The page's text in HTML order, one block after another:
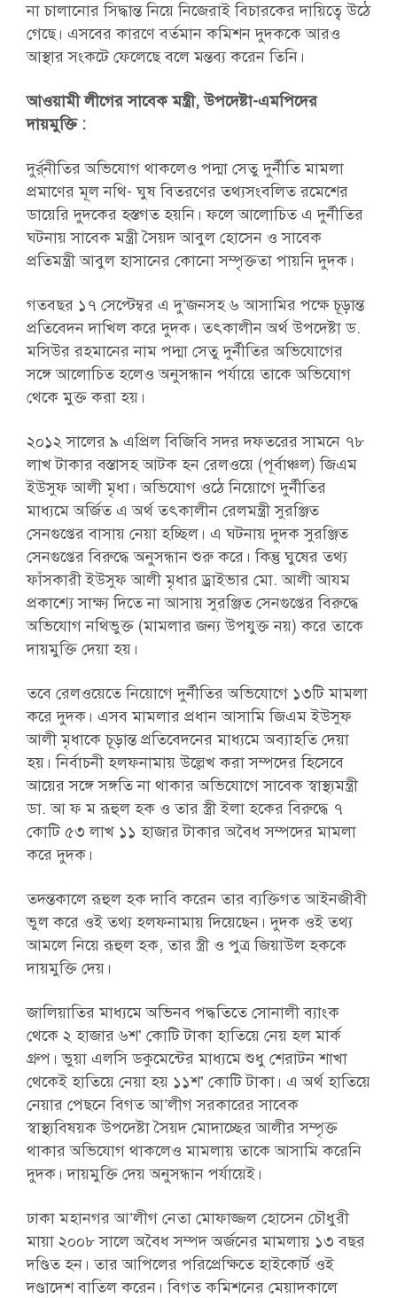
না চালানোর সিদ্ধান্ত নিয়ে নিজেরাই বিচারকের দায়িত্বে উঠে
গেছে। এসবের কারণে বর্তমান কমিশন দুদককে আরও
আস্থার সংকটে ফেলেছে বলে মন্তব্য করেন তিনি।
আওয়ামী লীগের সাবেক মন্ত্রী, উপদেষ্টা-এমপিদের
দায়মুক্তি :
দুর্র্নীতির অভিযোগ থাকলেও পদ্মা সেতু দুর্নীতি মামলা
প্রমাণের মূল নথি- ঘুষ বিতরণের তথ্যসংবলিত রমেশের
ডায়েরি দুদকের হস্তগত হয়নি। ফলে আলোচিত এ দুর্নীতির
ঘটনায় সাবেক মন্ত্রী সৈয়দ আবুল হোসেন ও সাবেক
প্রতিমন্ত্রী আবুল হাসানের কোনো সম্পৃক্ততা পায়নি দুদক।
গতবছর ১৭ সেপ্টেম্বর এ দু’জনসহ ৬ আসামির পক্ষে চূড়ান্ত
প্রতিবেদন দাখিল করে দুদক। তৎকালীন অর্থ উপদেষ্টা ড.
মসিউর রহমানের নাম পদ্মা সেতু দুর্নীতির অভিযোগের
সঙ্গে আলোচিত হলেও অনুসন্ধান পর্যায়ে তাকে অভিযোগ
থেকে মুক্ত করা হয়।
২০১২ সালের ৯ এপ্রিল বিজিবি সদর দফতরের সামনে ৭৮
লাখ টাকার বস্তাসহ আটক হন রেলওয়ে (পূর্বাঞ্চল) জিএম
ইউসুফ আলী মৃধা। অভিযোগ ওঠে নিয়োগে দুর্নীতির
মাধ্যমে অর্জিত এ অর্থ তৎকালীন রেলমন্ত্রী সুরঞ্জিত
সেনগুপ্তের বাসায় নেয়া হচ্ছিল। এ ঘটনায় দুদক সুরঞ্জিত
সেনগুপ্তের বিরুদ্ধে অনুসন্ধান শুরু করে। কিন্তু ঘুষের তথ্য
ফাঁসকারী ইউসুফ আলী মৃধার ড্রাইভার মো. আলী আযম
প্রকাশ্যে সাক্ষ্য দিতে না আসায় সুরঞ্জিত সেনগুপ্তের বিরুদ্ধে
অভিযোগ নথিভুক্ত (মামলার জন্য উপযুক্ত নয়) করে তাকে
দায়মুক্তি দেয়া হয়।
তবে রেলওয়েতে নিয়োগে দুর্নীতির অভিযোগে ১৩টি মামলা
করে দুদক। এসব মামলার প্রধান আসামি জিএম ইউসুফ
আলী মৃধাকে চূড়ান্ত প্রতিবেদনের মাধ্যমে অব্যাহতি দেয়া
হয়। নির্বাচনী হলফনামায় উল্লেখ করা সম্পদের হিসেবে
আয়ের সঙ্গে সঙ্গতি না থাকার অভিযোগে সাবেক স্বাস্থ্যমন্ত্রী
ডা. আ ফ ম রূহুল হক ও তার স্ত্রী ইলা হকের বিরুদ্ধে ৭
কোটি ৫৩ লাখ ১১ হাজার টাকার অবৈধ সম্পদের মামলা
করে দুদক।
তদন্তকালে রূহুল হক দাবি করেন তার ব্যক্তিগত আইনজীবী
ভুল করে ওই তথ্য হলফনামায় দিয়েছেন। দুদক ওই তথ্য
আমলে নিয়ে রূহুল হক, তার স্ত্রী ও পুত্র জিয়াউল হককে
দায়মুক্তি দেয়।
জালিয়াতির মাধ্যমে অভিনব পদ্ধতিতে সোনালী ব্যাংক
থেকে ২ হাজার ৬শ’ কোটি টাকা হাতিয়ে নেয় হল মার্ক
গ্রুপ। ভুয়া এলসি ডকুমেন্টের মাধ্যমে শুধু শেরাটন শাখা
থেকেই হাতিয়ে নেয়া হয় ১১শ’ কোটি টাকা। এ অর্থ হাতিয়ে
নেয়ার পেছনে বিগত আ’লীগ সরকারের সাবেক
স্বাস্থ্যবিষয়ক উপদেষ্টা সৈয়দ মোদাচ্ছের আলীর সম্পৃক্ত
থাকার অভিযোগ থাকলেও মামলায় তাকে আসামি করেনি
দুদক। দায়মুক্তি দেয় অনুসন্ধান পর্যায়েই।
ঢাকা মহানগর আ’লীগ নেতা মোফাজ্জল হোসেন চৌধুরী
মায়া ২০০৮ সালে অবৈধ সম্পদ অর্জনের মামলায় ১৩ বছর
দণ্ডিত হন। তার আপিলের পরিপ্রেক্ষিতে হাইকোর্ট ওই
দণ্ডাদেশ বাতিল করেন। বিগত কমিশনের মেয়াদকালে